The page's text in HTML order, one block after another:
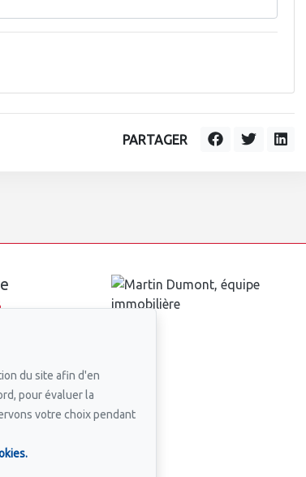
PARTAGER
courriel
du site afin d'en
pour évaluer la
votre choix pendant